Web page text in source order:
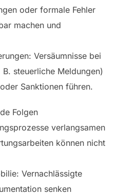
oder formale Fehler
machen und
Versäumnisse bei
steuerliche Meldungen)
Sanktionen führen.
Folgen
verlangsamen
können nicht
Vernachlässigte
senken